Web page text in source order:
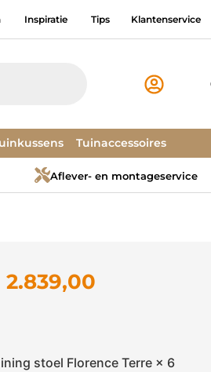
Inspiratie Tips Klantenservice
Tuinaccessoires
Aflever- en montageservice
2.839,00
stoel Florence Terre × 6